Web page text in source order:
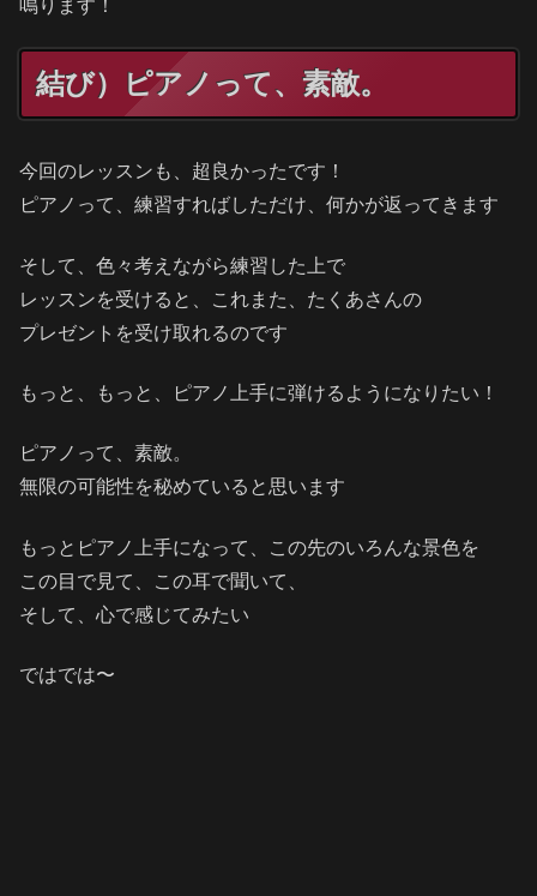
鳴ります！
結び）ピアノって、素敵。
今回のレッスンも、超良かったです！
ピアノって、練習すればしただけ、何かが返ってきます
そして、色々考えながら練習した上で
レッスンを受けると、これまた、たくあさんの
プレゼントを受け取れるのです
もっと、もっと、ピアノ上手に弾けるようになりたい！
ピアノって、素敵。
無限の可能性を秘めていると思います
もっとピアノ上手になって、この先のいろんな景色を
この目で見て、この耳で聞いて、
そして、心で感じてみたい
ではでは〜